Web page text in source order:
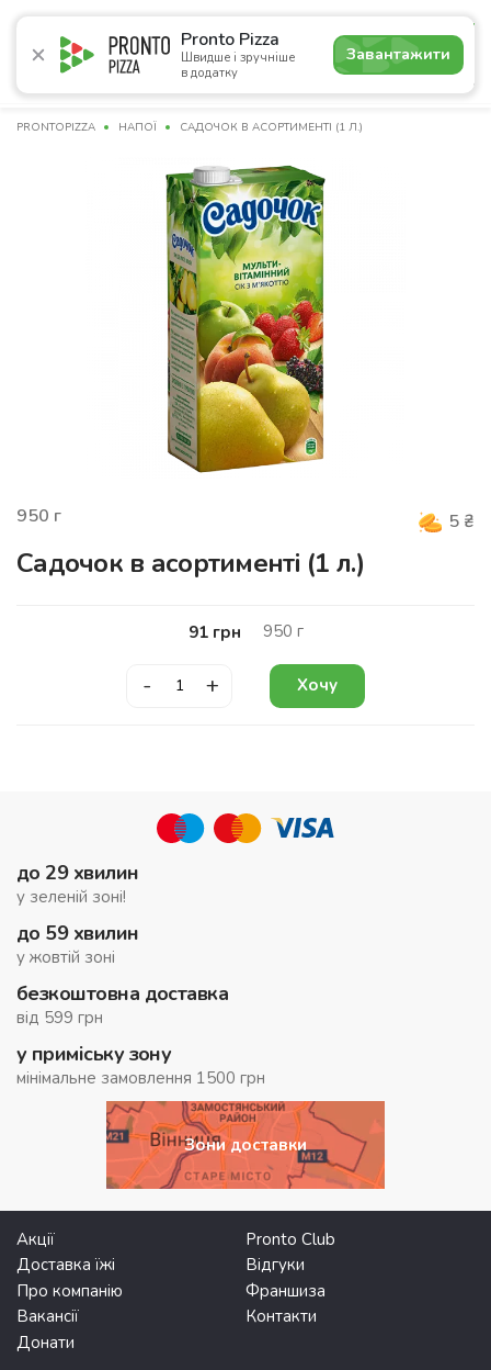
Pronto Pizza
Швидше і зручніше
в додатку
Завантажити
4.9
Акції Піца Суші Ланчі Бургери Комбо
PRONTOPIZZA НАПОЇ САДОЧОК В АСОРТИМЕНТІ (1 Л.)
950 г 5 ₴
Садочок в асортименті (1 л.)
91грн 950 г
- + Хочу
до 29 хвилин
у зеленій зоні!
до 59 хвилин
у жовтій зоні
безкоштовна доставка
від 599 грн
у приміську зону
мінімальне замовлення 1500 грн
Зони доставки
Акції
Pronto Club
Доставка їжі
Відгуки
Про компанію
Франшиза
Вакансії
Контакти
Донати